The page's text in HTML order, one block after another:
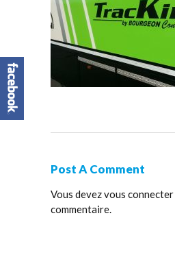
Post A Comment
Vous devezvous connecter
commentaire.